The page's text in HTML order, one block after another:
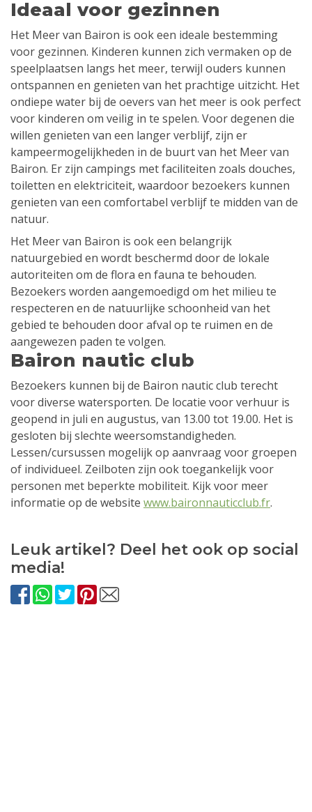
Ideaal voor gezinnen
Het Meer van Bairon is ook een ideale bestemming
voor gezinnen. Kinderen kunnen zich vermaken op de
speelplaatsen langs het meer, terwijl ouders kunnen
ontspannen en genieten van het prachtige uitzicht. Het
ondiepe water bij de oevers van het meer is ook perfect
voor kinderen om veilig in te spelen. Voor degenen die
willen genieten van een langer verblijf, zijn er
kampeermogelijkheden in de buurt van het Meer van
Bairon. Er zijn campings met faciliteiten zoals douches,
toiletten en elektriciteit, waardoor bezoekers kunnen
genieten van een comfortabel verblijf te midden van de
natuur.
Het Meer van Bairon is ook een belangrijk
natuurgebied en wordt beschermd door de lokale
autoriteiten om de flora en fauna te behouden.
Bezoekers worden aangemoedigd om het milieu te
respecteren en de natuurlijke schoonheid van het
gebied te behouden door afval op te ruimen en de
aangewezen paden te volgen.
Bairon nautic club
Bezoekers kunnen bij de Bairon nautic club terecht
voor diverse watersporten. De locatie voor verhuur is
geopend in juli en augustus, van 13.00 tot 19.00. Het is
gesloten bij slechte weersomstandigheden.
Lessen/cursussen mogelijk op aanvraag voor groepen
of individueel. Zeilboten zijn ook toegankelijk voor
personen met beperkte mobiliteit. Kijk voor meer
informatie op de website www.baironnauticclub.fr.
Leuk artikel? Deel het ook op social
media!